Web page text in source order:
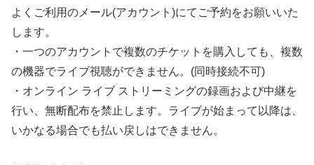
よくご利用のメール(アカウント)にてご予約をお願いいた
します。
・一つのアカウントで複数のチケットを購入しても、複数
の機器でライブ視聴ができません。(同時接続不可)
・オンライン ライブ ストリーミングの録画および中継を
行い、無断配布を禁止します。ライブが始まって以降は、
いかなる場合でも払い戻しはできません。